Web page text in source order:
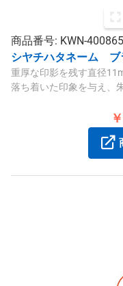
商品番号: KWN-
シヤチハタネーム
重厚な印影を残す直径
落ち着いた印象を与え、